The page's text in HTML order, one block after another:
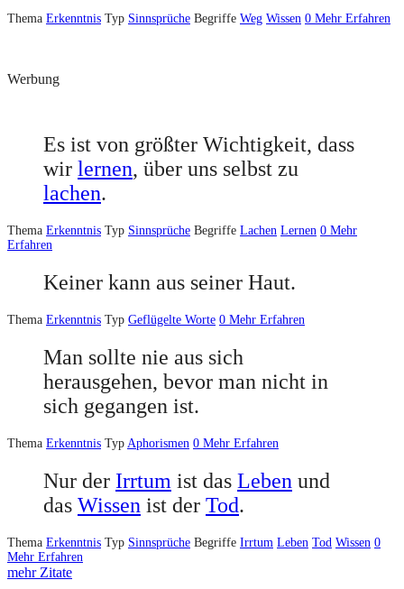
Thema Erkenntnis Typ Sinnsprüche Begriffe Weg Wissen 0 Mehr Erfahren
Werbung
Es ist von größter Wichtigkeit, dass
wir lernen, über uns selbst zu
lachen.
Thema Erkenntnis Typ Sinnsprüche Begriffe Lachen Lernen 0 Mehr
Erfahren
Keiner kann aus seiner Haut.
Thema Erkenntnis Typ Geflügelte Worte 0 Mehr Erfahren
Man sollte nie aus sich
herausgehen, bevor man nicht in
sich gegangen ist.
Thema Erkenntnis Typ Aphorismen 0 Mehr Erfahren
Nur der Irrtum ist das Leben und
das Wissen ist der Tod.
Thema Erkenntnis Typ Sinnsprüche Begriffe Irrtum Leben Tod Wissen 0
Mehr Erfahren
mehr Zitate